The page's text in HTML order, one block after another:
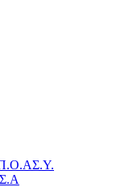
Π.Ο.ΑΣ.Υ.